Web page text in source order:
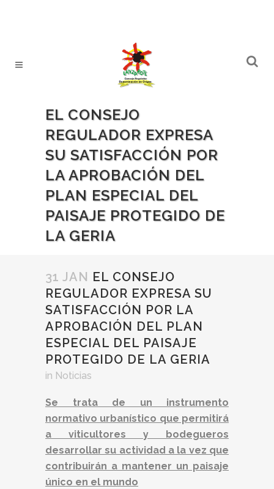
EL CONSEJO
REGULADOR EXPRESA
SU SATISFACCIÓN POR
LA APROBACIÓN DEL
PLAN ESPECIAL DEL
PAISAJE PROTEGIDO DE
LA GERIA
31 JAN EL CONSEJO
REGULADOR EXPRESA SU
SATISFACCIÓN POR LA
APROBACIÓN DEL PLAN
ESPECIAL DEL PAISAJE
PROTEGIDO DE LA GERIA
in Noticias
Se trata de un instrumento
normativo urbanístico que permitirá
a viticultores y bodegueros
desarrollar su actividad a la vez que
contribuirán a mantener un paisaje
único en el mundo